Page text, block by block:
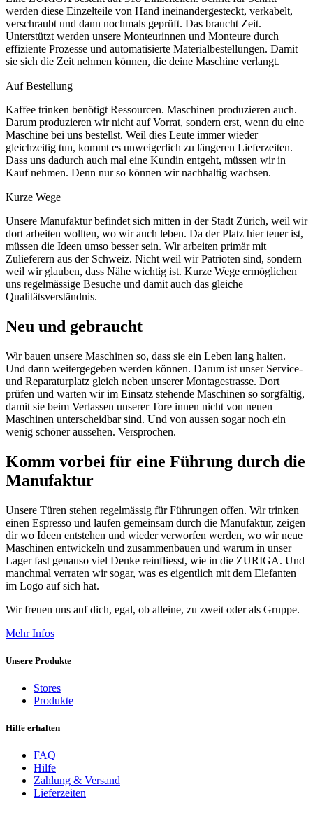
werden diese Einzelteile von Hand ineinandergesteckt, verkabelt,
verschraubt und dann nochmals geprüft. Das braucht Zeit.
Unterstützt werden unsere Monteurinnen und Monteure durch
effiziente Prozesse und automatisierte Materialbestellungen. Damit
sie sich die Zeit nehmen können, die deine Maschine verlangt.
Auf Bestellung
Kaffee trinken benötigt Ressourcen. Maschinen produzieren auch.
Darum produzieren wir nicht auf Vorrat, sondern erst, wenn du eine
Maschine bei uns bestellst. Weil dies Leute immer wieder
gleichzeitig tun, kommt es unweigerlich zu längeren Lieferzeiten.
Dass uns dadurch auch mal eine Kundin entgeht, müssen wir in
Kauf nehmen. Denn nur so können wir nachhaltig wachsen.
Kurze Wege
Unsere Manufaktur befindet sich mitten in der Stadt Zürich, weil wir
dort arbeiten wollten, wo wir auch leben. Da der Platz hier teuer ist,
müssen die Ideen umso besser sein. Wir arbeiten primär mit
Zulieferern aus der Schweiz. Nicht weil wir Patrioten sind, sondern
weil wir glauben, dass Nähe wichtig ist. Kurze Wege ermöglichen
uns regelmässige Besuche und damit auch das gleiche
Qualitätsverständnis.
Neu und gebraucht
Wir bauen unsere Maschinen so, dass sie ein Leben lang halten.
Und dann weitergegeben werden können. Darum ist unser Service-
und Reparaturplatz gleich neben unserer Montagestrasse. Dort
prüfen und warten wir im Einsatz stehende Maschinen so sorgfältig,
damit sie beim Verlassen unserer Tore innen nicht von neuen
Maschinen unterscheidbar sind. Und von aussen sogar noch ein
wenig schöner aussehen. Versprochen.
Komm vorbei für eine Führung durch die
Manufaktur
Unsere Türen stehen regelmässig für Führungen offen. Wir trinken
einen Espresso und laufen gemeinsam durch die Manufaktur, zeigen
dir wo Ideen entstehen und wieder verworfen werden, wo wir neue
Maschinen entwickeln und zusammenbauen und warum in unser
Lager fast genauso viel Denke reinfliesst, wie in die ZURIGA. Und
manchmal verraten wir sogar, was es eigentlich mit dem Elefanten
im Logo auf sich hat.
Wir freuen uns auf dich, egal, ob alleine, zu zweit oder als Gruppe.
Mehr Infos
Unsere Produkte
Stores
Produkte
Hilfe erhalten
FAQ
Hilfe
Zahlung & Versand
Lieferzeiten